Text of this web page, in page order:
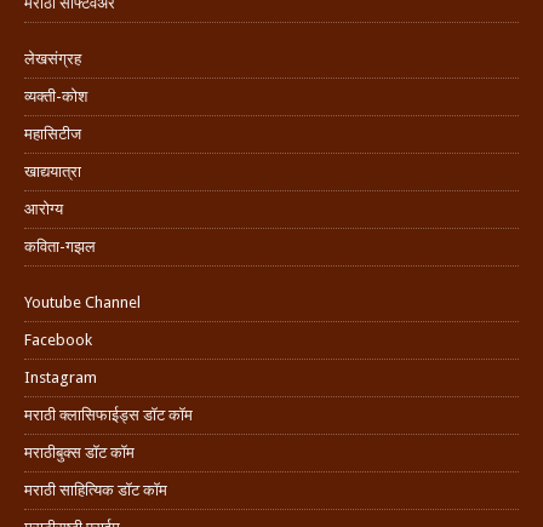
लेखसंग्रह
व्यक्ती-कोश
महासिटीज
खाद्ययात्रा
आरोग्य
कविता-गझल
Youtube Channel
Facebook
Instagram
मराठी क्लासिफाईड्स डॉट कॉम
मराठीबुक्स डॉट कॉम
मराठी साहित्यिक डॉट कॉम